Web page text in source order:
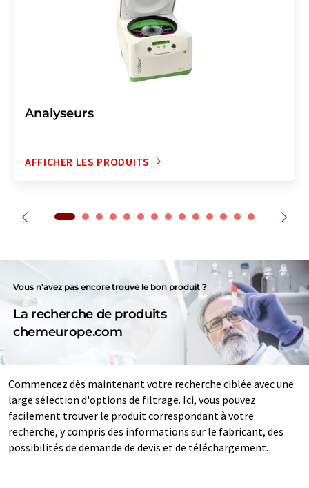
Analyseurs
AFFICHER LES PRODUITS
Vous n'avez pas encore trouvé le bon produit ?
La recherche de produits
chemeurope.com
Commencez dès maintenant votre recherche ciblée avec une
large sélection d'options de filtrage. Ici, vous pouvez
facilement trouver le produit correspondant à votre
recherche, y compris des informations sur le fabricant, des
possibilités de demande de devis et de téléchargement.